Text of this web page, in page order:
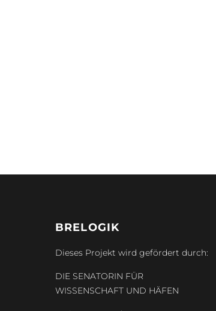
BRELOGIK
Dieses Projekt wird gefördert durch:
DIE SENATORIN FÜR
WISSENSCHAFT UND HÄFEN